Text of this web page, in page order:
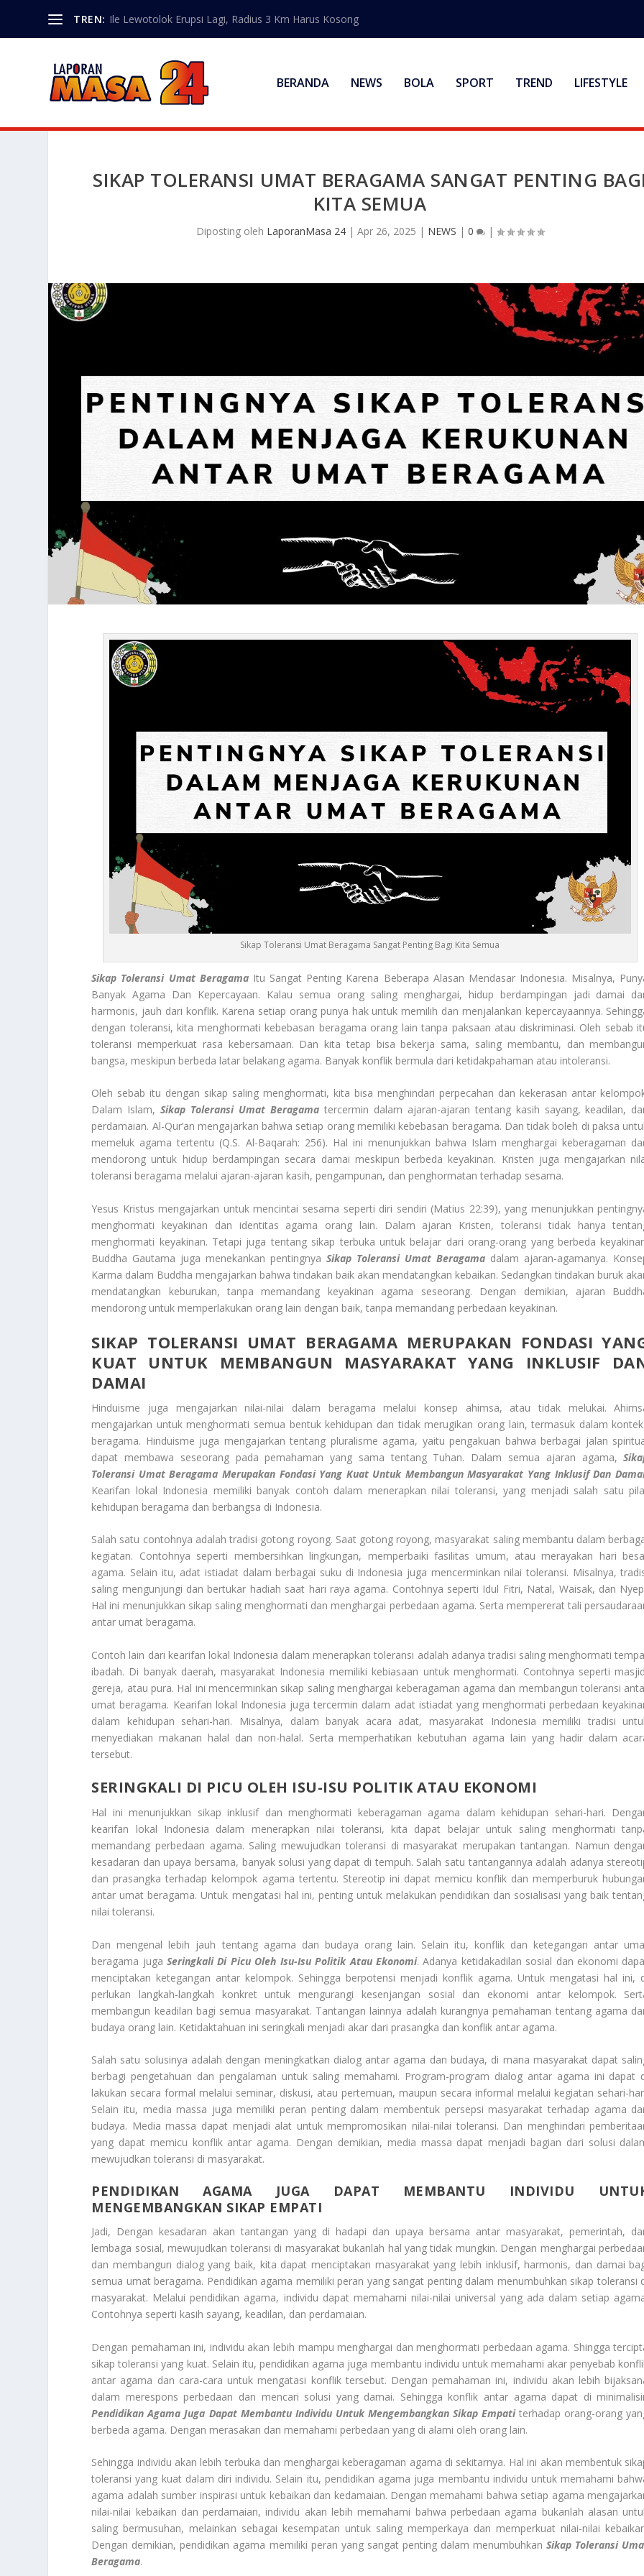
TREN: Ile Lewotolok Erupsi Lagi, Radius 3 Km Harus Kosong
BERANDA NEWS BOLA SPORT TREND LIFESTYLE
SIKAP TOLERANSI UMAT BERAGAMA SANGAT PENTING BAGI
KITA SEMUA
Diposting oleh LaporanMasa 24| Apr 26, 2025 | NEWS | 0 |
Sikap Toleransi Umat Beragama Sangat Penting Bagi Kita Semua
Sikap Toleransi Umat BeragamaItu Sangat Penting Karena Beberapa Alasan Mendasar Indonesia. Misalnya,
Banyak Agama Dan Kepercayaan. Kalau semua orang saling menghargai, hidup berdampingan jadi damai
harmonis, jauh dari konflik. Karena setiap orang punya hak untuk memilih dan menjalankan kepercayaannya.
dengan toleransi, kita menghormati kebebasan beragama orang lain tanpa paksaan atau diskriminasi. Oleh sebab
toleransi memperkuat rasa kebersamaan. Dan kita tetap bisa bekerja sama, saling membantu, dan
bangsa, meskipun berbeda latar belakang agama. Banyak konflik bermula dari ketidakpahaman atau intoleransi.
Oleh sebab itu dengan sikap saling menghormati, kita bisa menghindari perpecahan dan kekerasan antar
Dalam Islam,Sikap Toleransi Umat Beragamatercermin dalam ajaran-ajaran tentang kasih sayang, keadilan,
perdamaian. Al-Qur’an mengajarkan bahwa setiap orang memiliki kebebasan beragama. Dan tidak boleh di paksa
memeluk agama tertentu (Q.S. Al-Baqarah: 256). Hal ini menunjukkan bahwa Islam menghargai keberagaman
mendorong untuk hidup berdampingan secara damai meskipun berbeda keyakinan. Kristen juga mengajarkan
toleransi beragama melalui ajaran-ajaran kasih, pengampunan, dan penghormatan terhadap sesama.
Yesus Kristus mengajarkan untuk mencintai sesama seperti diri sendiri (Matius 22:39), yang menunjukkan
menghormati keyakinan dan identitas agama orang lain. Dalam ajaran Kristen, toleransi tidak hanya
menghormati keyakinan. Tetapi juga tentang sikap terbuka untuk belajar dari orang-orang yang berbeda
Buddha Gautama juga menekankan pentingnyaSikap Toleransi Umat Beragama dalam ajaran-agamanya.
Karma dalam Buddha mengajarkan bahwa tindakan baik akan mendatangkan kebaikan. Sedangkan tindakan buruk
mendatangkan keburukan, tanpa memandang keyakinan agama seseorang. Dengan demikian, ajaran
mendorong untuk memperlakukan orang lain dengan baik, tanpa memandang perbedaan keyakinan.
SIKAP TOLERANSI UMAT BERAGAMA MERUPAKAN FONDASI
KUAT UNTUK MEMBANGUN MASYARAKAT YANG INKLUSIF
DAMAI
Hinduisme juga mengajarkan nilai-nilai dalam beragama melalui konsep ahimsa, atau tidak melukai.
mengajarkan untuk menghormati semua bentuk kehidupan dan tidak merugikan orang lain, termasuk dalam
beragama. Hinduisme juga mengajarkan tentang pluralisme agama, yaitu pengakuan bahwa berbagai jalan
dapat membawa seseorang pada pemahaman yang sama tentang Tuhan. Dalam semua ajaran agama,
Toleransi Umat Beragama Merupakan Fondasi Yang Kuat Untuk Membangun Masyarakat Yang Inklusif Dan
Kearifan lokal Indonesia memiliki banyak contoh dalam menerapkan nilai toleransi, yang menjadi salah satu
kehidupan beragama dan berbangsa di Indonesia.
Salah satu contohnya adalah tradisi gotong royong. Saat gotong royong, masyarakat saling membantu dalam
kegiatan. Contohnya seperti membersihkan lingkungan, memperbaiki fasilitas umum, atau merayakan hari
agama. Selain itu, adat istiadat dalam berbagai suku di Indonesia juga mencerminkan nilai toleransi. Misalnya,
saling mengunjungi dan bertukar hadiah saat hari raya agama. Contohnya seperti Idul Fitri, Natal, Waisak, dan
Hal ini menunjukkan sikap saling menghormati dan menghargai perbedaan agama. Serta mempererat tali
antar umat beragama.
Contoh lain dari kearifan lokal Indonesia dalam menerapkan toleransi adalah adanya tradisi saling menghormati
ibadah. Di banyak daerah, masyarakat Indonesia memiliki kebiasaan untuk menghormati. Contohnya seperti
gereja, atau pura. Hal ini mencerminkan sikap saling menghargai keberagaman agama dan membangun toleransi
umat beragama. Kearifan lokal Indonesia juga tercermin dalam adat istiadat yang menghormati perbedaan
dalam kehidupan sehari-hari. Misalnya, dalam banyak acara adat, masyarakat Indonesia memiliki tradisi
menyediakan makanan halal dan non-halal. Serta memperhatikan kebutuhan agama lain yang hadir dalam
tersebut.
SERINGKALI DI PICU OLEH ISU-ISU POLITIK ATAU EKONOMI
Hal ini menunjukkan sikap inklusif dan menghormati keberagaman agama dalam kehidupan sehari-hari.
kearifan lokal Indonesia dalam menerapkan nilai toleransi, kita dapat belajar untuk saling menghormati
memandang perbedaan agama. Saling mewujudkan toleransi di masyarakat merupakan tantangan. Namun
kesadaran dan upaya bersama, banyak solusi yang dapat di tempuh. Salah satu tantangannya adalah adanya
dan prasangka terhadap kelompok agama tertentu. Stereotip ini dapat memicu konflik dan memperburuk
antar umat beragama. Untuk mengatasi hal ini, penting untuk melakukan pendidikan dan sosialisasi yang baik
nilai toleransi.
Dan mengenal lebih jauh tentang agama dan budaya orang lain. Selain itu, konflik dan ketegangan antar
beragama jugaSeringkali Di Picu Oleh Isu-Isu Politik Atau Ekonomi. Adanya ketidakadilan sosial dan ekonomi
menciptakan ketegangan antar kelompok. Sehingga berpotensi menjadi konflik agama. Untuk mengatasi hal ini,
perlukan langkah-langkah konkret untuk mengurangi kesenjangan sosial dan ekonomi antar kelompok.
membangun keadilan bagi semua masyarakat. Tantangan lainnya adalah kurangnya pemahaman tentang agama
budaya orang lain. Ketidaktahuan ini seringkali menjadi akar dari prasangka dan konflik antar agama.
Salah satu solusinya adalah dengan meningkatkan dialog antar agama dan budaya, di mana masyarakat dapat
berbagi pengetahuan dan pengalaman untuk saling memahami. Program-program dialog antar agama ini dapat
lakukan secara formal melalui seminar, diskusi, atau pertemuan, maupun secara informal melalui kegiatan sehari-
Selain itu, media massa juga memiliki peran penting dalam membentuk persepsi masyarakat terhadap agama
budaya. Media massa dapat menjadi alat untuk mempromosikan nilai-nilai toleransi. Dan menghindari
yang dapat memicu konflik antar agama. Dengan demikian, media massa dapat menjadi bagian dari solusi
mewujudkan toleransi di masyarakat.
PENDIDIKAN AGAMA JUGA DAPAT MEMBANTU INDIVIDU
MENGEMBANGKAN SIKAP EMPATI
Jadi, Dengan kesadaran akan tantangan yang di hadapi dan upaya bersama antar masyarakat, pemerintah,
lembaga sosial, mewujudkan toleransi di masyarakat bukanlah hal yang tidak mungkin. Dengan menghargai
dan membangun dialog yang baik, kita dapat menciptakan masyarakat yang lebih inklusif, harmonis, dan damai
semua umat beragama. Pendidikan agama memiliki peran yang sangat penting dalam menumbuhkan sikap toleransi
masyarakat. Melalui pendidikan agama, individu dapat memahami nilai-nilai universal yang ada dalam setiap
Contohnya seperti kasih sayang, keadilan, dan perdamaian.
Dengan pemahaman ini, individu akan lebih mampu menghargai dan menghormati perbedaan agama. Shingga
sikap toleransi yang kuat. Selain itu, pendidikan agama juga membantu individu untuk memahami akar penyebab
antar agama dan cara-cara untuk mengatasi konflik tersebut. Dengan pemahaman ini, individu akan lebih
dalam merespons perbedaan dan mencari solusi yang damai. Sehingga konflik antar agama dapat di
Pendidikan Agama Juga Dapat Membantu Individu Untuk Mengembangkan Sikap Empatiterhadap orang-orang
berbeda agama. Dengan merasakan dan memahami perbedaan yang di alami oleh orang lain.
Sehingga individu akan lebih terbuka dan menghargai keberagaman agama di sekitarnya. Hal ini akan membentuk
toleransi yang kuat dalam diri individu. Selain itu, pendidikan agama juga membantu individu untuk memahami
agama adalah sumber inspirasi untuk kebaikan dan kedamaian. Dengan memahami bahwa setiap agama
nilai-nilai kebaikan dan perdamaian, individu akan lebih memahami bahwa perbedaan agama bukanlah alasan
saling bermusuhan, melainkan sebagai kesempatan untuk saling memperkaya dan memperkuat nilai-nilai
Dengan demikian, pendidikan agama memiliki peran yang sangat penting dalam menumbuhkanSikap Toleransi
Beragama.